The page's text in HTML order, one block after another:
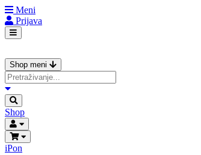
Meni
Prijava
Shop meni
Shop
iPon